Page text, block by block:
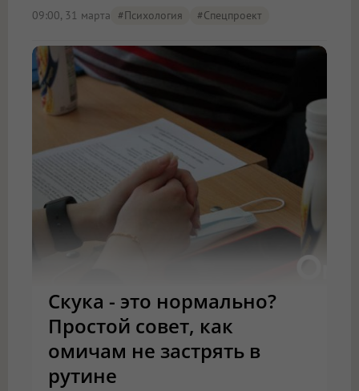
09:00, 31 марта #психология #Спецпроект
Скука - это нормально?
Простой совет, как
омичам не застрять в
рутине